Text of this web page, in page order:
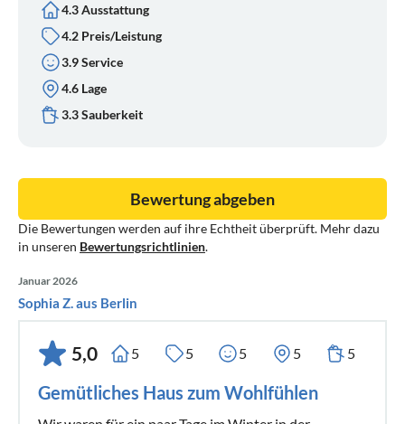
4.3 Ausstattung
4.2 Preis/Leistung
3.9 Service
4.6 Lage
3.3 Sauberkeit
Die Bewertungen werden auf ihre Echtheit überprüft. Mehr dazu
in unseren Bewertungsrichtlinien.
Bewertung abgeben
Januar 2026
Sophia Z. aus Berlin
5,0 5 5 5 5 5
Gemütliches Haus zum Wohlfühlen